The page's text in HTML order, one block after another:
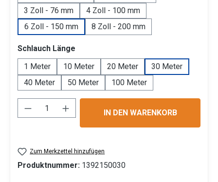
3 Zoll - 76 mm
4 Zoll - 100 mm
6 Zoll - 150 mm
8 Zoll - 200 mm
Schlauch Länge
1 Meter
10 Meter 20 Meter
30 Meter
40 Meter
50 Meter 100 Meter
Produkt Anzahl: Gib den gewünschten
IN DEN WARENKORB
Zum Merkzettel hinzufügen
Produktnummer: 1392150030